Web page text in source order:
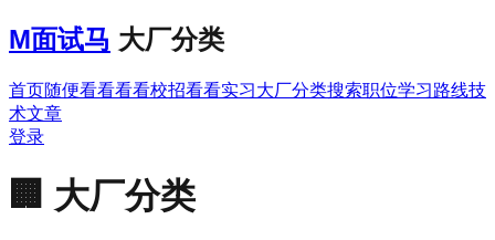
M面试马 大厂分类
首页随便看看看看校招看看实习大厂分类搜索职位学习路线技
术文章
登录
🏢 大厂分类